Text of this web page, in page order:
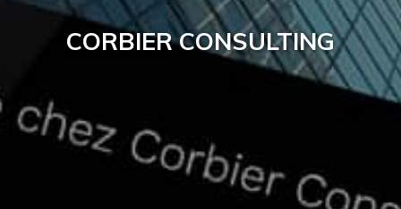
CORBIER CONSULTING